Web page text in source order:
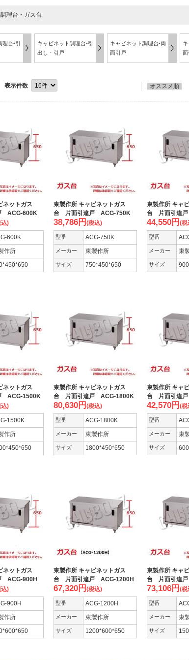
理台・ガス台
理台-引
キャビネット調理台-引
出し・引戸
キャビネット調理台-両
面引戸
面
表示件数 オススメ順
ネットガス
ACG-600K
)
600K
作所
東製作所 キャビネットガス
台 片面引違戸 ACG-750K
38,786円 (税込)
型番 ACG-750K
メーカー 東製作所
サイズ 750*450*650
東製作所 キャ
台 片面引違
44,550円 (税
型番
メーカー 東
サイズ
ネットガス
ACG-1500K
)
1500K
作所
東製作所 キャビネットガス
台 片面引違戸 ACG-1800K
80,630円 (税込)
型番 ACG-1800K
メーカー 東製作所
サイズ 1800*450*650
東製作所 キャ
台 片面引違
42,570円 (税
型番
メーカー 東
サイズ
ネットガス
ACG-900H
)
900H
作所
東製作所 キャビネットガス
台 片面引違戸 ACG-1200H
67,320円 (税込)
型番 ACG-1200H
メーカー 東製作所
サイズ 1200*600*650
東製作所 キャ
台 片面引違
73,106円 (税
型番
メーカー 東
サイズ